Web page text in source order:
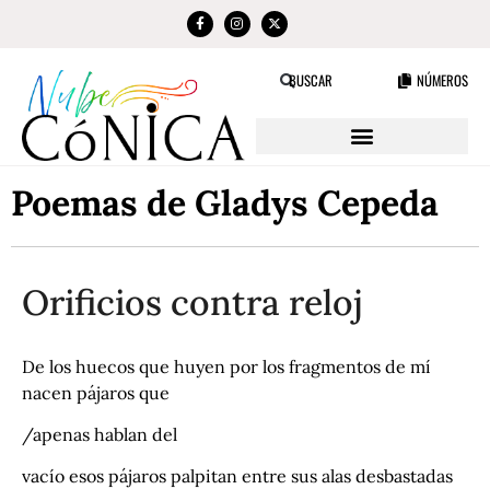
BUSCAR NÚMEROS
Poemas de Gladys Cepeda
Orificios contra reloj
De los huecos que huyen por los fragmentos de mí
nacen pájaros que
/apenas hablan del
vacío esos pájaros palpitan entre sus alas desbastadas